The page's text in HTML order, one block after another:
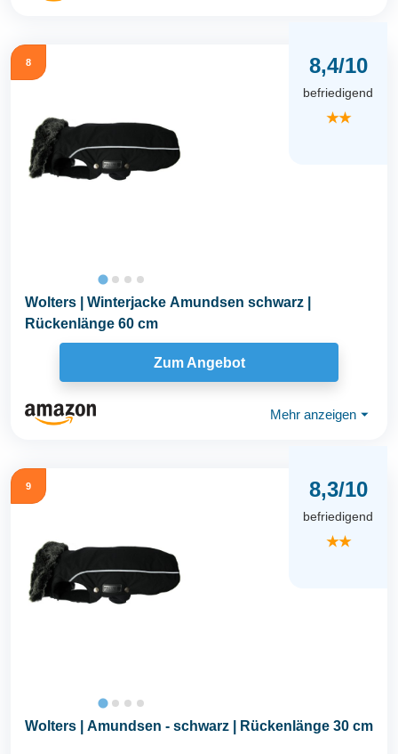
8 8,4/10
befriedigend
★★
Wolters | Winterjacke Amundsen schwarz |
Rückenlänge 60 cm
Zum Angebot
Mehr anzeigen ⏷
9 8,3/10
befriedigend
★★
Wolters | Amundsen - schwarz | Rückenlänge 30 cm